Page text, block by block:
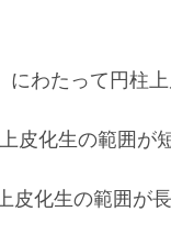
にわたって円柱
皮化生の範囲が
皮化生の範囲が